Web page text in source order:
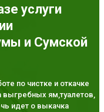
услуги
и Сумской
по чистке и откачке
выгребных ям,туалетов,
идет о выкачка